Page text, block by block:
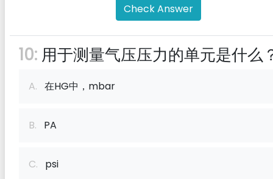
Check Answer
10: 用于测量气压压力的单元是什么
A. 在HG中，mbar
B. PA
C. psi